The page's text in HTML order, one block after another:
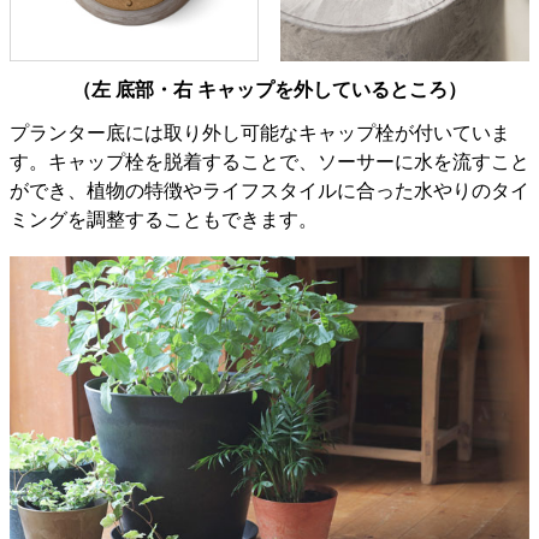
（左 底部・右 キャップを外しているところ）
プランター底には取り外し可能なキャップ栓が付いていま
す。キャップ栓を脱着することで、ソーサーに水を流すこと
ができ、植物の特徴やライフスタイルに合った水やりのタイ
ミングを調整することもできます。